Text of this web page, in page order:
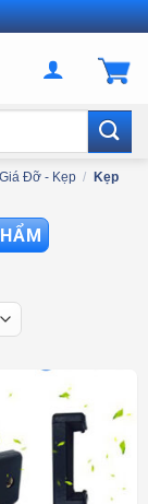
Giá Đỡ - Kẹp / Kẹp